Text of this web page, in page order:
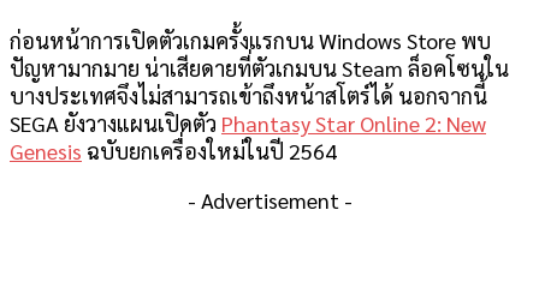
ก่อนหน้าการเปิดตัวเกมครั้งแรกบน Windows Store พบ
ปัญหามากมาย น่าเสียดายที่ตัวเกมบน Steam ล็อคโซนใน
บางประเทศจึงไม่สามารถเข้าถึงหน้าสโตร์ได้ นอกจากนี้
SEGA ยังวางแผนเปิดตัว Phantasy Star Online 2: New
Genesis ฉบับยกเครื่องใหม่ในปี 2564
- Advertisement -